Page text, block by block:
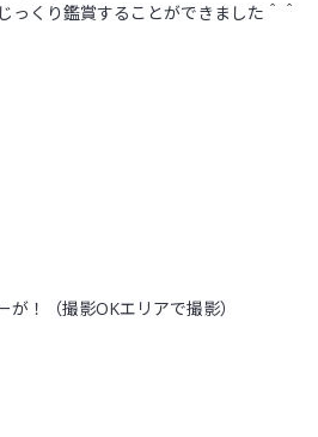
っくり鑑賞することができました＾＾
！（撮影OKエリアで撮影）